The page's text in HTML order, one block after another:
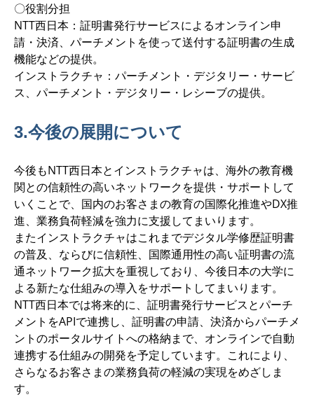
〇役割分担
NTT西日本：証明書発行サービスによるオンライン申
請・決済、パーチメントを使って送付する証明書の生成
機能などの提供。
インストラクチャ：パーチメント・デジタリー・サービ
ス、パーチメント・デジタリー・レシーブの提供。
3.今後の展開について
今後もNTT西日本とインストラクチャは、海外の教育機
関との信頼性の高いネットワークを提供・サポートして
いくことで、国内のお客さまの教育の国際化推進やDX推
進、業務負荷軽減を強力に支援してまいります。
またインストラクチャはこれまでデジタル学修歴証明書
の普及、ならびに信頼性、国際通用性の高い証明書の流
通ネットワーク拡大を重視しており、今後日本の大学に
よる新たな仕組みの導入をサポートしてまいります。
NTT西日本では将来的に、証明書発行サービスとパーチ
メントをAPIで連携し、証明書の申請、決済からパーチメ
ントのポータルサイトへの格納まで、オンラインで自動
連携する仕組みの開発を予定しています。これにより、
さらなるお客さまの業務負荷の軽減の実現をめざしま
す。